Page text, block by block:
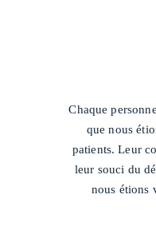
Chaque
que nous
patients. Leur
leur souci du
nous étions